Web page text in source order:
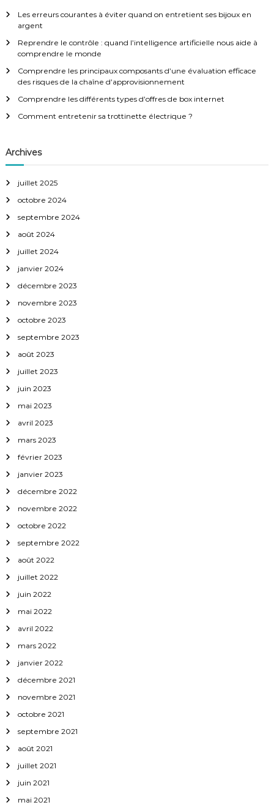
a
t
i
o
d
e
l
’
a
r
t
i
c
l
e
c
e
:
e
r
Les erreurs courantes à éviter quand on entretient ses bijoux en
argent
Reprendre le contrôle : quand l’intelligence artificielle nous aide à
comprendre le monde
Comprendre les principaux composants d’une évaluation efficace
des risques de la chaîne d’approvisionnement
Comprendre les différents types d’offres de box internet
Comment entretenir sa trottinette électrique ?
Archives
juillet 2025
octobre 2024
septembre 2024
août 2024
juillet 2024
janvier 2024
décembre 2023
novembre 2023
octobre 2023
septembre 2023
août 2023
juillet 2023
juin 2023
mai 2023
avril 2023
mars 2023
février 2023
janvier 2023
décembre 2022
novembre 2022
octobre 2022
septembre 2022
août 2022
juillet 2022
juin 2022
mai 2022
avril 2022
mars 2022
janvier 2022
décembre 2021
novembre 2021
octobre 2021
septembre 2021
août 2021
juillet 2021
juin 2021
mai 2021